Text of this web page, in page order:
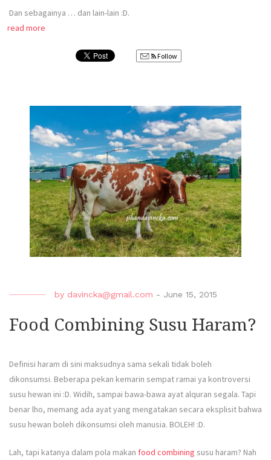
Dan sebagainya … dan lain-lain :D.
read more
Follow
by davincka@gmail.com - June 15, 2015
Food Combining Susu Haram?
Definisi haram di sini maksudnya sama sekali tidak boleh
dikonsumsi. Beberapa pekan kemarin sempat ramai ya kontroversi
susu hewan ini :D. Widih, sampai bawa-bawa ayat alquran segala. Tapi
benar lho, memang ada ayat yang mengatakan secara eksplisit bahwa
susu hewan boleh dikonsumsi oleh manusia. BOLEH! :D.
Lah, tapi katanya dalam pola makan food combining susu haram? Nah